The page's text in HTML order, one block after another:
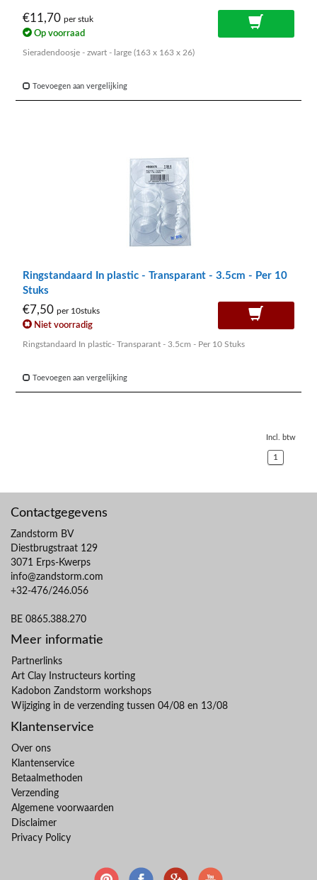
€11,70 per stuk
Op voorraad
Sieradendoosje - zwart - large (163 x 163 x 26)
Toevoegen aan vergelijking
Ringstandaard In plastic - Transparant - 3.5cm - Per 10
Stuks
€7,50 per 10stuks
Niet voorradig
Ringstandaard In plastic- Transparant - 3.5cm - Per 10 Stuks
Toevoegen aan vergelijking
Incl. btw
1
Contactgegevens
Zandstorm BV
Diestbrugstraat 129
3071 Erps-Kwerps
info@zandstorm.com
+32-476/246.056
BE 0865.388.270
Meer informatie
Partnerlinks
Art Clay Instructeurs korting
Kadobon Zandstorm workshops
Wijziging in de verzending tussen 04/08 en 13/08
Klantenservice
Over ons
Klantenservice
Betaalmethoden
Verzending
Algemene voorwaarden
Disclaimer
Privacy Policy